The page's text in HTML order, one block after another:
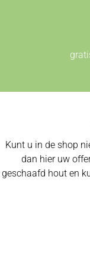
Kunt u in de shop
dan hier uw
geschaafd hout en